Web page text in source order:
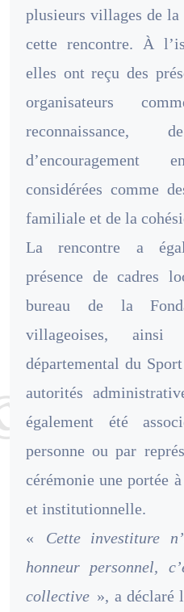
plusieurs villages de
cette rencontre. À
elles ont reçu des
organisateurs
considérées comme
familiale et de la
La rencontre a
présence de cadres
bureau de la
villageoises,
départemental du
autorités
également été
personne ou par
cérémonie une portée
et institutionnelle.
«
Cette investiture
honneur personnel,
collective », a déclaré